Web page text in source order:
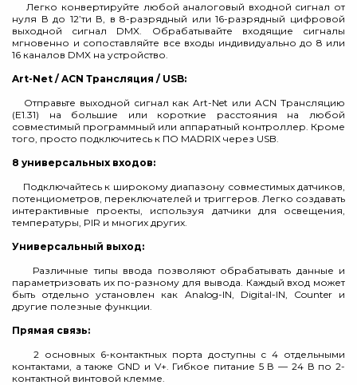
Легко конвертируйте любой аналоговый входной сигнал от
нуля В до 12’ти В, в 8-разрядный или 16-разрядный цифровой
выходной сигнал DMX. Обрабатывайте входящие сигналы
мгновенно и сопоставляйте все входы индивидуально до 8 или
16 каналов DMX на устройство.
Art-Net / ACN Трансляция / USB:
Отправьте выходной сигнал как Art-Net или ACN Трансляцию
(E1.31) на большие или короткие расстояния на любой
совместимый программный или аппаратный контроллер. Кроме
того, просто подключитесь к ПО MADRIX через USB.
8 универсальных входов:
Подключайтесь к широкому диапазону совместимых датчиков,
потенциометров, переключателей и триггеров. Легко создавать
интерактивные проекты, используя датчики для освещения,
температуры, PIR и многих других.
Универсальный выход:
Различные типы ввода позволяют обрабатывать данные и
параметризовать их по-разному для вывода. Каждый вход может
быть отдельно установлен как Analog-IN, Digital-IN, Counter и
другие полезные функции.
Прямая связь:
2 основных 6-контактных порта доступны с 4 отдельными
контактами, а также GND и V+. Гибкое питание 5 В — 24 В по 2-
контактной винтовой клемме.